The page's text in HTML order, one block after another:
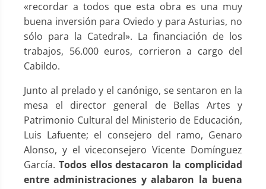
«recordar a todos que esta obra es una muy
buena inversión para Oviedo y para Asturias, no
sólo para la Catedral». La financiación de los
trabajos, 56.000 euros, corrieron a cargo del
Cabildo.
Junto al prelado y el canónigo, se sentaron en la
mesa el director general de Bellas Artes y
Patrimonio Cultural del Ministerio de Educación,
Luis Lafuente; el consejero del ramo, Genaro
Alonso, y el viceconsejero Vicente Domínguez
García. Todos ellos destacaron la complicidad
entre administraciones y alabaron la buena